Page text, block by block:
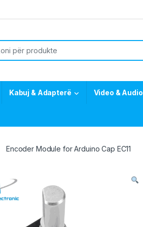
Kabuj & Adapterë Video & Audio
Encoder Module for Arduino Cap EC11